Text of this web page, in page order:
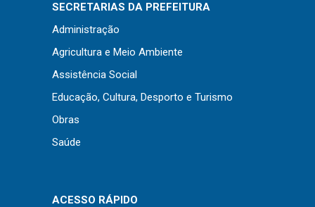
SECRETARIAS DA PREFEITURA
Administração
Agricultura e Meio Ambiente
Assistência Social
Educação, Cultura, Desporto e Turismo
Obras
Saúde
ACESSO RÁPIDO